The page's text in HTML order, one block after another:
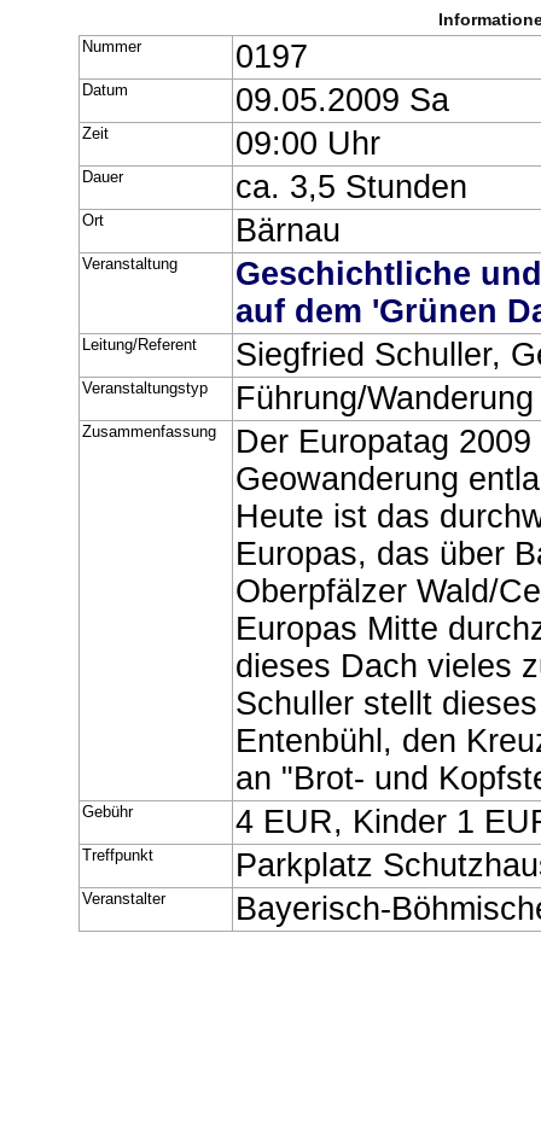
Nummer 0197
Datum 09.05.2009 Sa
Zeit 09:00 Uhr
Dauer ca. 3,5 Stunden
Ort Bärnau
Veranstaltung
Geschichtliche
auf dem 'Grünen
Leitung/Referent Siegfried Schuller,
Veranstaltungstyp Führung/Wanderung
Zusammenfassung
Der Europatag
Geowanderung
Heute ist das
Europas, das über
Oberpfälzer Wald/
Europas Mitte
dieses Dach vieles
Schuller stellt
Entenbühl, den
an "Brot- und
Gebühr 4 EUR, Kinder 1
Treffpunkt Parkplatz
Veranstalter Bayerisch-